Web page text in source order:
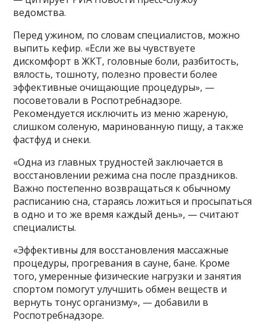
ведомства.
Перед ужином, по словам специалистов, можно
выпить кефир. «Если же вы чувствуете
дискомфорт в ЖКТ, головные боли, разбитость,
вялость, тошноту, полезно провести более
эффективные очищающие процедуры», —
посоветовали в Роспотребнадзоре.
Рекомендуется исключить из меню жареную,
слишком соленую, маринованную пищу, а также
фастфуд и снеки.
«Одна из главных трудностей заключается в
восстановлении режима сна после праздников.
Важно постепенно возвращаться к обычному
расписанию сна, стараясь ложиться и просыпаться
в одно и то же время каждый день», — считают
специалисты.
«Эффективны для восстановления массажные
процедуры, прогревания в сауне, бане. Кроме
того, умеренные физические нагрузки и занятия
спортом помогут улучшить обмен веществ и
вернуть тонус организму», — добавили в
Роспотребнадзоре.